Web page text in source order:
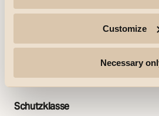
Customize
Necessary
Typ
Schutzklasse